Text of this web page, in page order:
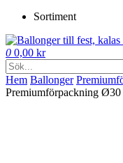
Sortiment
0 0,00 kr
Hem Ballonger
Premiumförpackning Ø30